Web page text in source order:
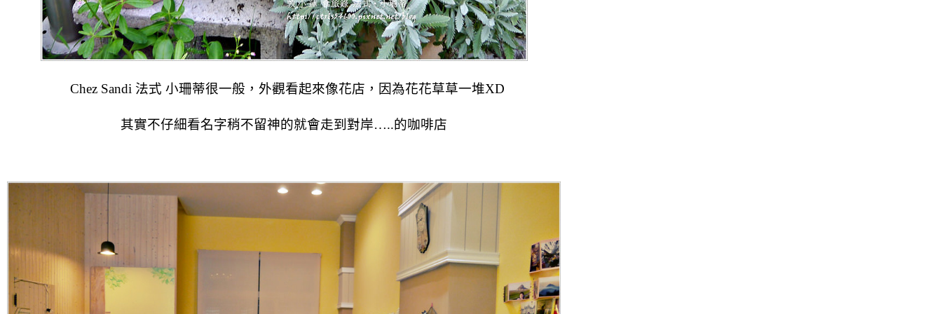
Chez Sandi 法式 小珊蒂很一般，外觀看起來像花店，因為花花草草一堆XD
其實不仔細看名字稍不留神的就會走到對岸…..的咖啡店